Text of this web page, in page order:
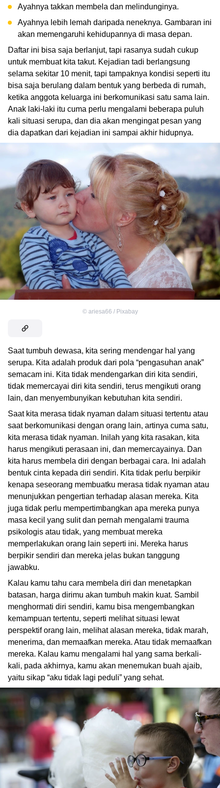
Ayahnya takkan membela dan melindunginya.
Ayahnya lebih lemah daripada neneknya. Gambaran ini
akan memengaruhi kehidupannya di masa depan.
Daftar ini bisa saja berlanjut, tapi rasanya sudah cukup
untuk membuat kita takut. Kejadian tadi berlangsung
selama sekitar 10 menit, tapi tampaknya kondisi seperti itu
bisa saja berulang dalam bentuk yang berbeda di rumah,
ketika anggota keluarga ini berkomunikasi satu sama lain.
Anak laki-laki itu cuma perlu mengalami beberapa puluh
kali situasi serupa, dan dia akan mengingat pesan yang
dia dapatkan dari kejadian ini sampai akhir hidupnya.
© ariesa66 / Pixabay
Saat tumbuh dewasa, kita sering mendengar hal yang
serupa. Kita adalah produk dari pola “pengasuhan anak”
semacam ini. Kita tidak mendengarkan diri kita sendiri,
tidak memercayai diri kita sendiri, terus mengikuti orang
lain, dan menyembunyikan kebutuhan kita sendiri.
Saat kita merasa tidak nyaman dalam situasi tertentu atau
saat berkomunikasi dengan orang lain, artinya cuma satu,
kita merasa tidak nyaman. Inilah yang kita rasakan, kita
harus mengikuti perasaan ini, dan memercayainya. Dan
kita harus membela diri dengan berbagai cara. Ini adalah
bentuk cinta kepada diri sendiri. Kita tidak perlu berpikir
kenapa seseorang membuatku merasa tidak nyaman atau
menunjukkan pengertian terhadap alasan mereka. Kita
juga tidak perlu mempertimbangkan apa mereka punya
masa kecil yang sulit dan pernah mengalami trauma
psikologis atau tidak, yang membuat mereka
memperlakukan orang lain seperti ini. Mereka harus
berpikir sendiri dan mereka jelas bukan tanggung
jawabku.
Kalau kamu tahu cara membela diri dan menetapkan
batasan, harga dirimu akan tumbuh makin kuat. Sambil
menghormati diri sendiri, kamu bisa mengembangkan
kemampuan tertentu, seperti melihat situasi lewat
perspektif orang lain, melihat alasan mereka, tidak marah,
menerima, dan memaafkan mereka. Atau tidak memaafkan
mereka. Kalau kamu mengalami hal yang sama berkali-
kali, pada akhirnya, kamu akan menemukan buah ajaib,
yaitu sikap “aku tidak lagi peduli” yang sehat.